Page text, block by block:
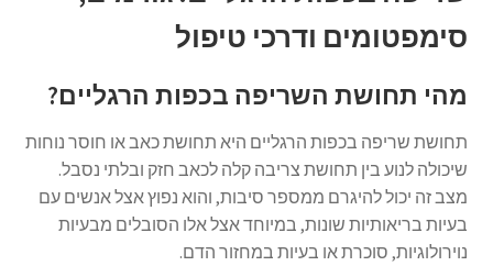
סימפטומים ודרכי טיפול
מהי תחושת השריפה בכפות הרגליים?
תחושת שריפה בכפות הרגליים היא תחושת כאב או חוסר נוחות
שיכולה לנוע בין תחושת צריבה קלה לכאב חזק ובלתי נסבל.
מצב זה יכול להיגרם ממספר סיבות, והוא נפוץ אצל אנשים עם
בעיות בריאותיות שונות, במיוחד אצל אלו הסובלים מבעיות
נוירולוגיות, סוכרת או בעיות במחזור הדם.